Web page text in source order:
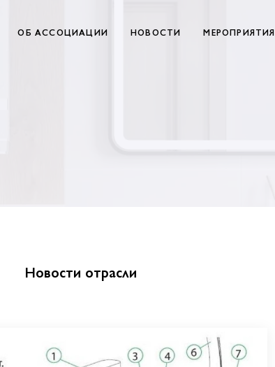
ОБ АССОЦИАЦИИ НОВОСТИ МЕРОПРИЯТИЯ
Новости отрасли